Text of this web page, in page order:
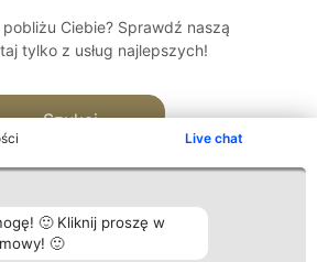
Live chat
🙂 Kliknij proszę w
🙂
Ciebie? Sprawdź naszą
tylko z usług najlepszych!
Szukaj